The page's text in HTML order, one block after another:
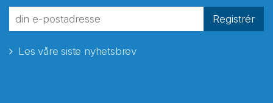
Registrér
Les våre siste nyhetsbrev
fra Norecopa